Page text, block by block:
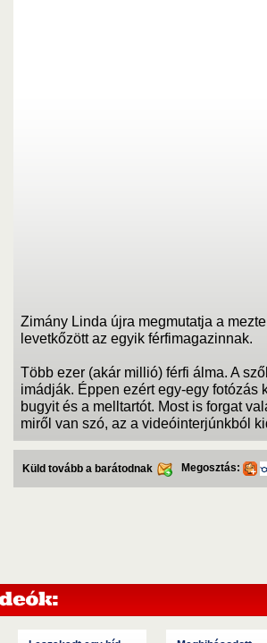
Zimány Linda újra megmutatja a
levetkőzött az egyik férfimagazinnak.
Több ezer (akár millió) férfi álma. A
imádják. Éppen ezért egy-egy
bugyit és a melltartót. Most is forgat
miről van szó, az a videóinterjúnkból
Küld tovább a barátodnak Megosztás: